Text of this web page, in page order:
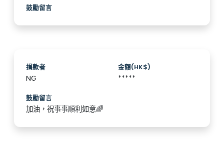
鼓勵留言
捐款者
NG
金額(HK$)
*****
鼓勵留言
加油，祝事事順利如意🌈